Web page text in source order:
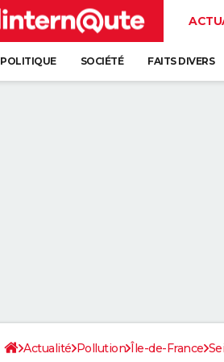
POLITIQUE SOCIÉTÉ FAITS DIVERS
Actualité Pollution Île-de-France